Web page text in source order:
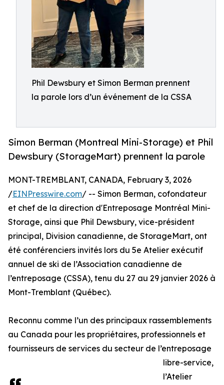
Phil Dewsbury et Simon Berman prennent
la parole lors d’un événement de la CSSA
Simon Berman (Montreal Mini-Storage) et Phil
Dewsbury (StorageMart) prennent la parole
MONT-TREMBLANT, CANADA, February 3, 2026
/EINPresswire.com/ -- Simon Berman, cofondateur
et chef de la direction d'Entreposage Montréal Mini-
Storage, ainsi que Phil Dewsbury, vice-président
principal, Division canadienne, de StorageMart, ont
été conférenciers invités lors du 5e Atelier exécutif
annuel de ski de l’Association canadienne de
l’entreposage (CSSA), tenu du 27 au 29 janvier 2026 à
Mont-Tremblant (Québec).
Reconnu comme l’un des principaux rassemblements
au Canada pour les propriétaires, professionnels et
fournisseurs de services du secteur de l’entreposage
libre-service,
l’Atelier